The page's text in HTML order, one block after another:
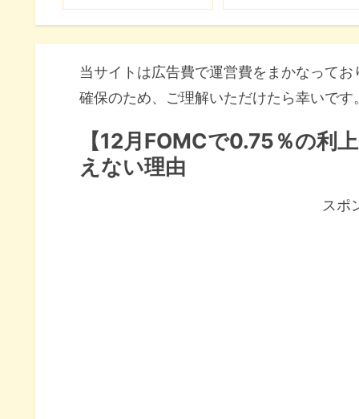
当サイトは広告費で運営費をまかなって
確保のため、ご理解いただけたら幸いです
【12月FOMCで0.75％の利
えない理由
スポ